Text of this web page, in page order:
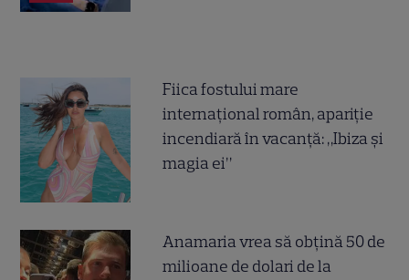
Fiica fostului mare
internațional român, apariție
incendiară în vacanță: „Ibiza și
magia ei”
Anamaria vrea să obțină 50 de
milioane de dolari de la